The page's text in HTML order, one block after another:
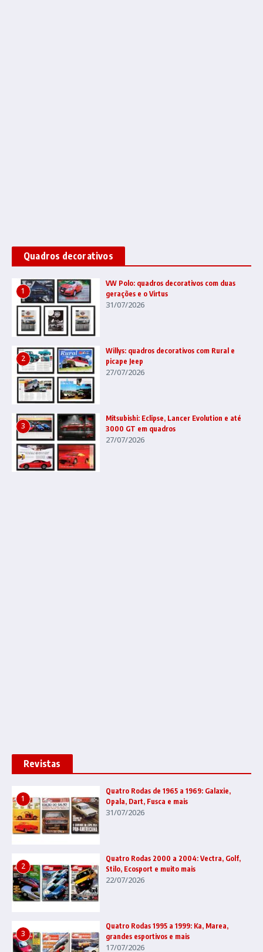
Quadros decorativos
1
VW Polo: quadros decorativos com duas
gerações e o Virtus
31/07/2026
2
Willys: quadros decorativos com Rural e
picape Jeep
27/07/2026
3
Mitsubishi: Eclipse, Lancer Evolution e até
3000 GT em quadros
27/07/2026
Revistas
1
Quatro Rodas de 1965 a 1969: Galaxie,
Opala, Dart, Fusca e mais
31/07/2026
2
Quatro Rodas 2000 a 2004: Vectra, Golf,
Stilo, Ecosport e muito mais
22/07/2026
3
Quatro Rodas 1995 a 1999: Ka, Marea,
grandes esportivos e mais
17/07/2026